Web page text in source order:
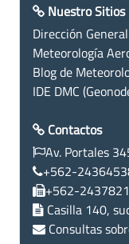
Nuestro Sitios
Dirección
Meteorología
Blog de
IDE DMC
Contactos
Av. Portales
+562-
+562-
Casilla 140,
Consultas